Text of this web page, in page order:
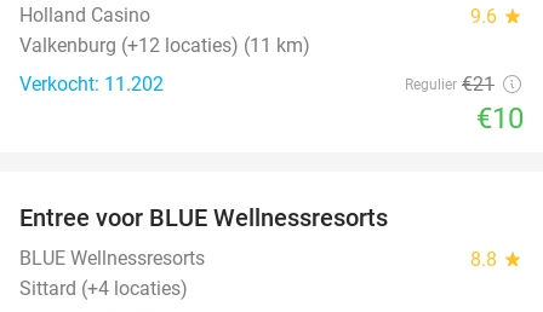
Holland Casino 9.6 star
Valkenburg (+12 locaties) (11 km)
Verkocht: 11.202
Regulier €21
€10
Entree voor BLUE Wellnessresorts
BLUE Wellnessresorts 8.8 star
Sittard (+4 locaties)